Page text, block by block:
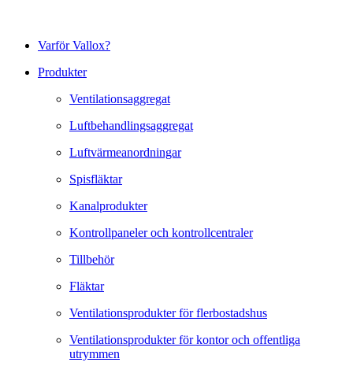
Varför Vallox?
Produkter
Ventilationsaggregat
Luftbehandlingsaggregat
Luftvärmeanordningar
Spisfläktar
Kanalprodukter
Kontrollpaneler och kontrollcentraler
Tillbehör
Fläktar
Ventilationsprodukter för flerbostadshus
Ventilationsprodukter för kontor och offentliga
utrymmen